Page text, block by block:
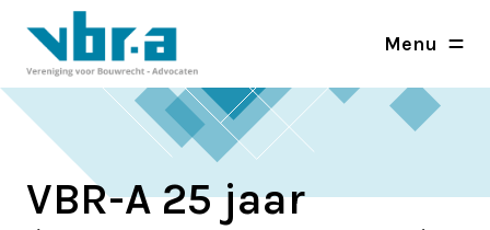
Menu
VBR-A 25 jaar